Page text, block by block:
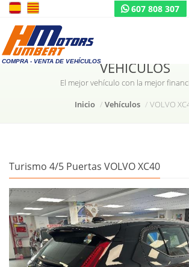
607 808 307
COMPRA - VENTA DE VEHÍCULOSVEHÍCULOS
El mejor vehículo con la mejor
Inicio
Vehículos VOLVO
Turismo 4/5 Puertas VOLVO XC40